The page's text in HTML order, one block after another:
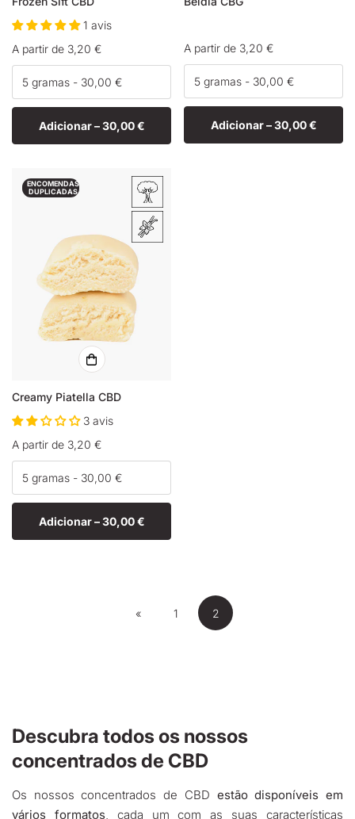
1 avis
Preço
normal
A partir de 3,20 €
Adicionar –30,00 €
Preço
normal
A partir de 3,20 €
Adicionar –30,00 €
ENCOMENDAS
DUPLICADAS
Creamy Piatella CBD
3 avis
Preço
normal
A partir de 3,20 €
Adicionar –30,00 €
« 1 2
Descubra todos os nossos
concentrados de CBD
Os nossos concentrados de CBD estão disponíveis em
vários formatos , cada um com as suas características